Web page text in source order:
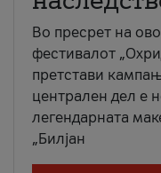
Во пресрет на
фестивалот
претстави
централен дел е
легендарната
„Билјан